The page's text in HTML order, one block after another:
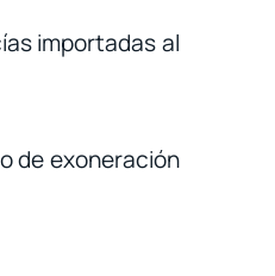
importadas al
de exoneración